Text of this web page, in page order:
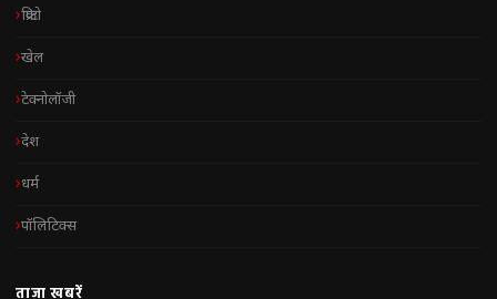
क्रिप्टो
खेल
टेक्नोलॉजी
देश
धर्म
पॉलिटिक्स
ताज़ा खबरें